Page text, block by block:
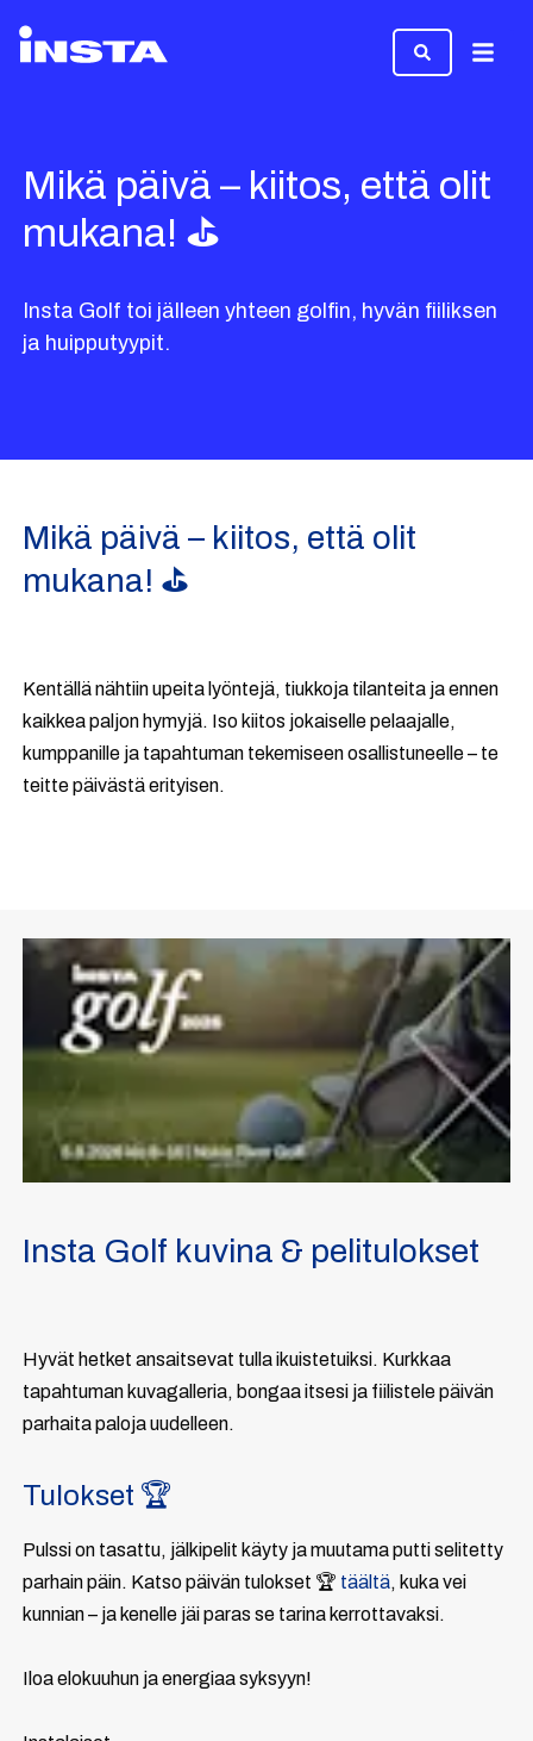
Mikä päivä – kiitos, että olit
mukana! ⛳️
Insta Golf toi jälleen yhteen golfin, hyvän fiiliksen
ja huipputyypit.
Mikä päivä – kiitos, että olit
mukana! ⛳️
Kentällä nähtiin upeita lyöntejä, tiukkoja tilanteita ja ennen
kaikkea paljon hymyjä. Iso kiitos jokaiselle pelaajalle,
kumppanille ja tapahtuman tekemiseen osallistuneelle – te
teitte päivästä erityisen.
Insta Golf kuvina & pelitulokset
Hyvät hetket ansaitsevat tulla ikuistetuiksi. Kurkkaa
tapahtuman kuvagalleria, bongaa itsesi ja fiilistele päivän
parhaita paloja uudelleen.
Tulokset 🏆
Pulssi on tasattu, jälkipelit käyty ja muutama putti selitetty
parhain päin. Katso päivän tulokset 🏆 täältä, kuka vei
kunnian – ja kenelle jäi paras se tarina kerrottavaksi.
Iloa elokuuhun ja energiaa syksyyn!